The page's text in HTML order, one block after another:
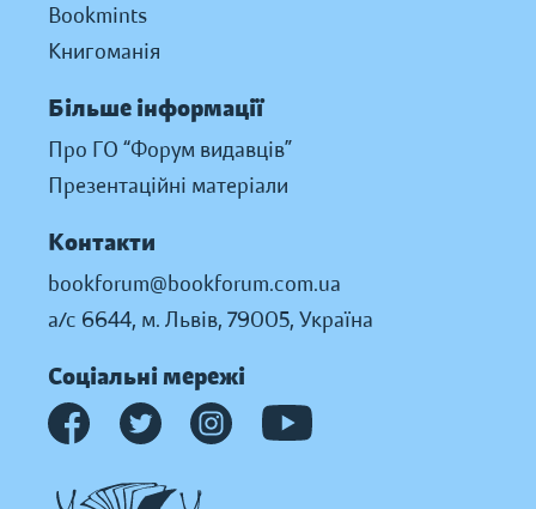
Bookmints
Книгоманія
Більше інформації
Про ГО “Форум видавців”
Презентаційні матеріали
Контакти
bookforum@bookforum.com.ua
а/с 6644, м. Львів, 79005, Україна
Соціальні мережі